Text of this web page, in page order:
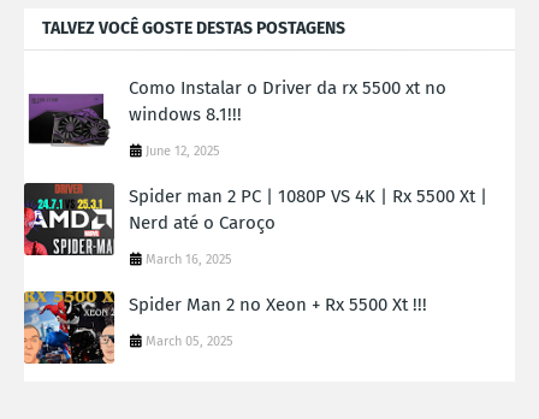
TALVEZ VOCÊ GOSTE DESTAS POSTAGENS
Como Instalar o Driver da rx 5500 xt no
windows 8.1!!!
June 12, 2025
Spider man 2 PC | 1080P VS 4K | Rx 5500 Xt |
Nerd até o Caroço
March 16, 2025
Spider Man 2 no Xeon + Rx 5500 Xt !!!
March 05, 2025